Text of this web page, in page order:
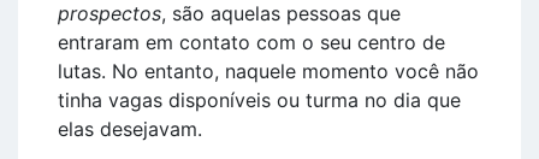
prospectos, são aquelas pessoas que
entraram em contato com o seu centro de
lutas. No entanto, naquele momento você não
tinha vagas disponíveis ou turma no dia que
elas desejavam.